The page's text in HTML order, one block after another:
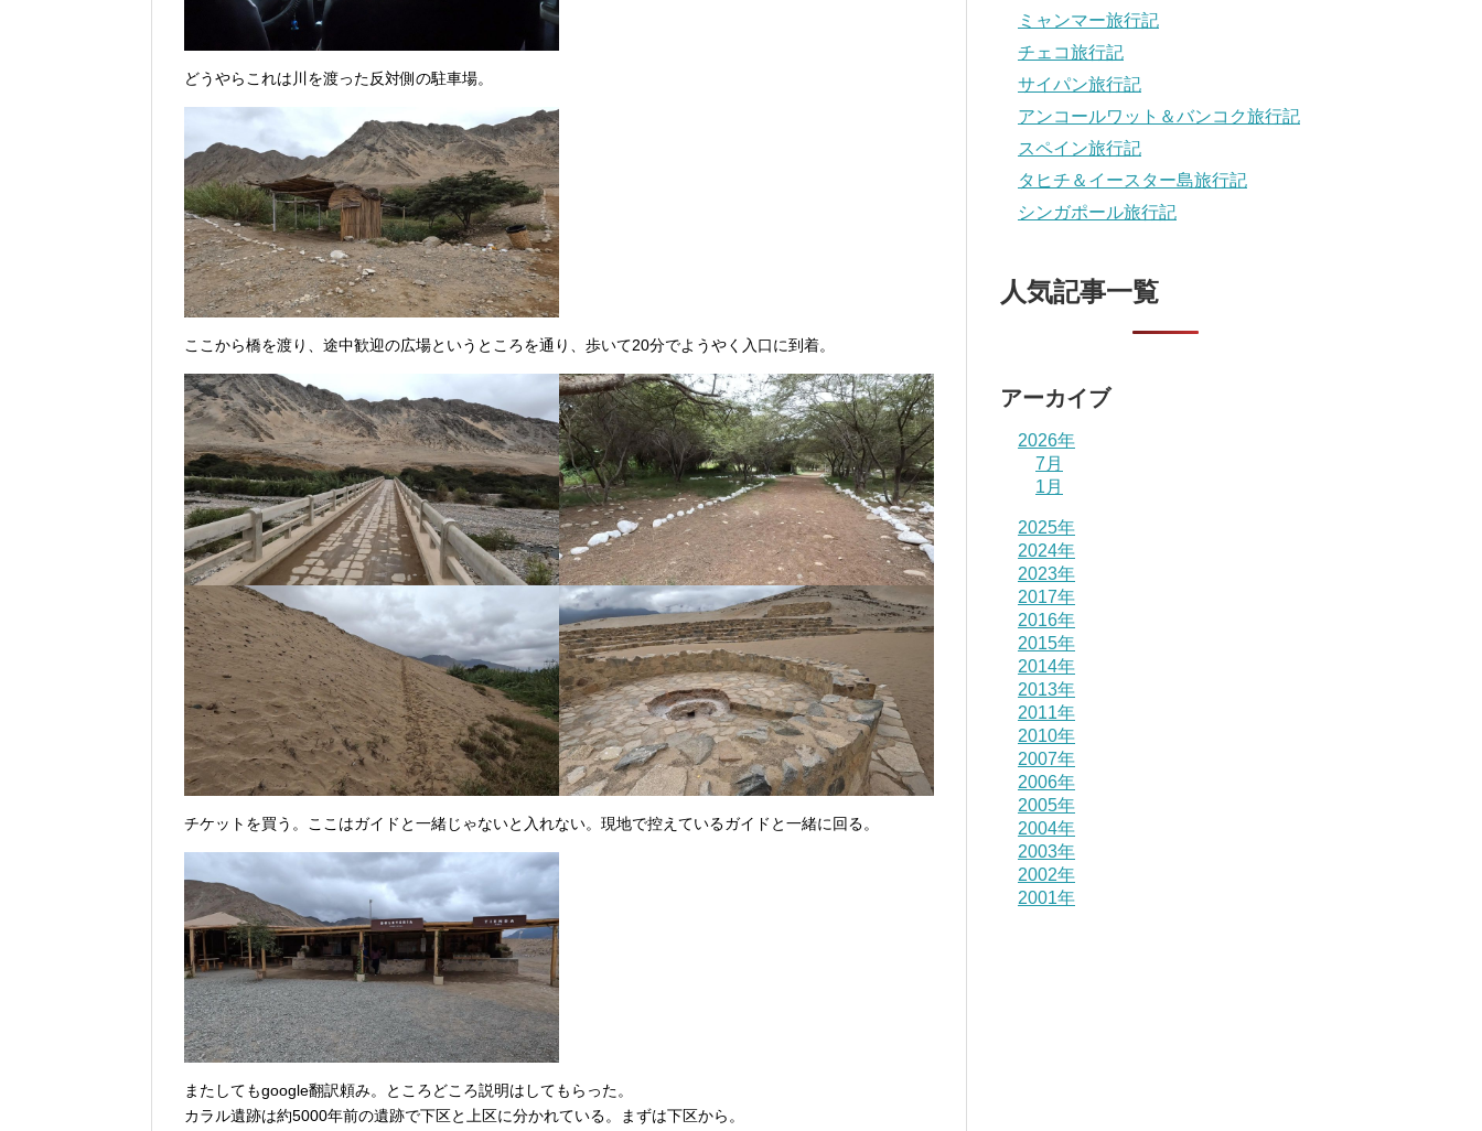
どうやらこれは川を渡った反対側の駐車場。
ここから橋を渡り、途中歓迎の広場というところを通り、歩いて20分でようやく入口に到着。
チケットを買う。ここはガイドと一緒じゃないと入れない。現地で控えているガイドと一緒に回る。
またしてもgoogle翻訳頼み。ところどころ説明はしてもらった。
カラル遺跡は約5000年前の遺跡で下区と上区に分かれている。まずは下区から。
ミャンマー旅行記
チェコ旅行記
サイパン旅行記
アンコールワット＆バンコク旅行記
スペイン旅行記
タヒチ＆イースター島旅行記
シンガポール旅行記
人気記事一覧
アーカイブ
2026年
7月
1月
2025年
2024年
2023年
2017年
2016年
2015年
2014年
2013年
2011年
2010年
2007年
2006年
2005年
2004年
2003年
2002年
2001年